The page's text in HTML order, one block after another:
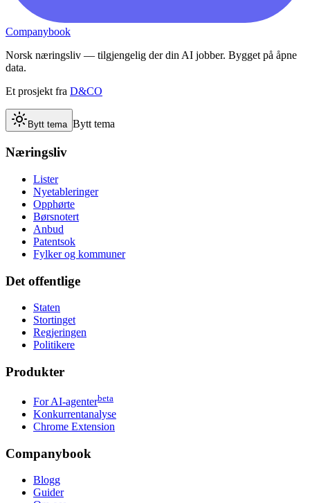
Companybook
Norsk næringsliv — tilgjengelig der din AI jobber. Bygget på åpne
data.
Et prosjekt fra D&CO
Bytt tema Bytt tema
Næringsliv
Lister
Nyetableringer
Opphørte
Børsnotert
Anbud
Patentsok
Fylker og kommuner
Det offentlige
Staten
Stortinget
Regjeringen
Politikere
Produkter
For AI-agenterbeta
Konkurrentanalyse
Chrome Extension
Companybook
Blogg
Guider